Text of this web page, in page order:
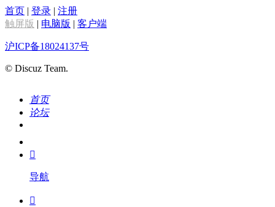
首页 | 登录 | 注册
触屏版 | 电脑版 | 客户端
沪ICP备18024137号
© Discuz Team.
首页
论坛
我的

导航
